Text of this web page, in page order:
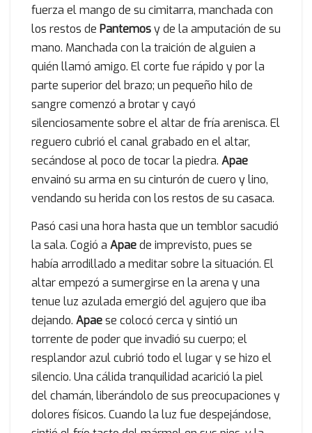
fuerza el mango de su cimitarra, manchada con
los restos de Pantemosy de la amputación de su
mano. Manchada con la traición de alguien a
quién llamó amigo. El corte fue rápido y por la
parte superior del brazo; un pequeño hilo de
sangre comenzó a brotar y cayó
silenciosamente sobre el altar de fría arenisca. El
reguero cubrió el canal grabado en el altar,
secándose al poco de tocar la piedra. Apae
envainó su arma en su cinturón de cuero y lino,
vendando su herida con los restos de su casaca.
Pasó casi una hora hasta que un temblor sacudió
la sala. Cogió a Apaede imprevisto, pues se
había arrodillado a meditar sobre la situación. El
altar empezó a sumergirse en la arena y una
tenue luz azulada emergió del agujero que iba
dejando. Apaese colocó cerca y sintió un
torrente de poder que invadió su cuerpo; el
resplandor azul cubrió todo el lugar y se hizo el
silencio. Una cálida tranquilidad acarició la piel
del chamán, liberándolo de sus preocupaciones y
dolores físicos. Cuando la luz fue despejándose,